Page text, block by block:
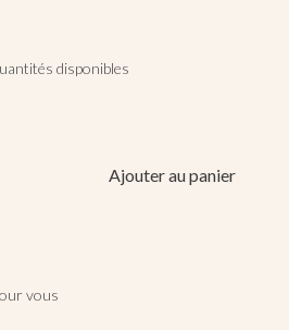
disponibles
Ajouter au panier
vous